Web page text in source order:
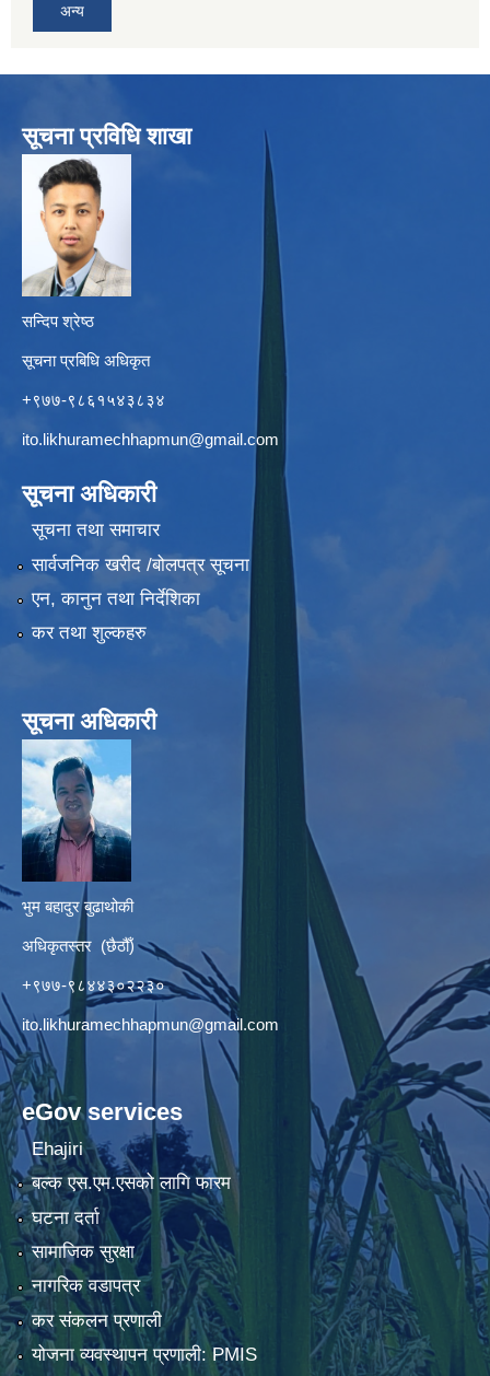
अन्य
सूचना प्रविधि शाखा
सन्दिप श्रेष्ठ
सूचना प्रबिधि अधिकृत
+९७७-९८६१५४३८३४
ito.likhuramechhapmun@gmail.com
सूचना अधिकारी
सूचना तथा समाचार
सार्वजनिक खरीद /बोलपत्र सूचना
एन, कानुन तथा निर्देशिका
कर तथा शुल्कहरु
सूचना अधिकारी
भुम बहादुर बुढाथोकी
अधिकृतस्तर (छैठौँ)
+९७७-९८४४३०२२३०
ito.likhuramechhapmun@gmail.com
eGov services
Ehajiri
बल्क एस.एम.एसको लागि फारम
घटना दर्ता
सामाजिक सुरक्षा
नागरिक वडापत्र
कर संकलन प्रणाली
योजना व्यवस्थापन प्रणाली: PMIS